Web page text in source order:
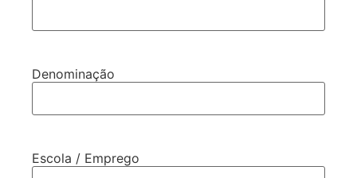
Denominação
Escola / Emprego